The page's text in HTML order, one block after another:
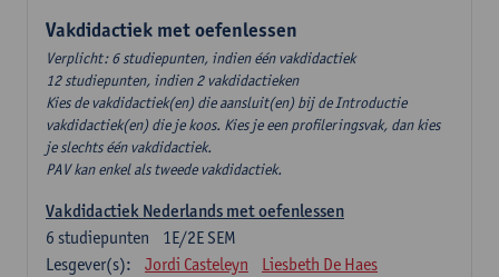
Vakdidactiek met oefenlessen
Verplicht: 6 studiepunten, indien één vakdidactiek
12 studiepunten, indien 2 vakdidactieken
Kies de vakdidactiek(en) die aansluit(en) bij de Introductie
vakdidactiek(en) die je koos. Kies je een profileringsvak, dan kies
je slechts één vakdidactiek.
PAV kan enkel als tweede vakdidactiek.
Vakdidactiek Nederlands met oefenlessen
1E/2E SEM
6 studiepunten
Lesgever(s):
Jordi Casteleyn
Liesbeth De Haes